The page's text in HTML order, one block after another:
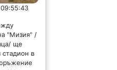
стадион в